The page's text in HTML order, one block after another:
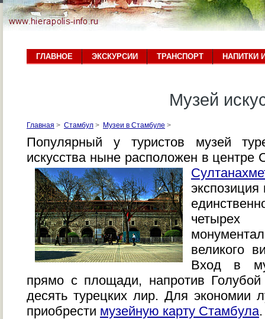
ГЛАВНОЕ ЭКСКУРСИИ ТРАНСПОРТ НАПИТКИ
Музей
Главная > Стамбул > Музеи в Стамбуле >
Популярный у туристов музей
искусства ныне расположен в
четырех
великого
Вход в
прямо с площади, напротив
десять турецких лир. Для экономии
приобрести музейную карту Стамбула.